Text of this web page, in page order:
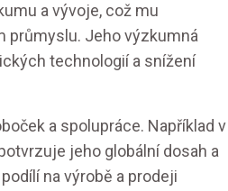
a vývoje, což mu
průmyslu. Jeho výzkumná
technologií a snížení
a spolupráce. Například v
jeho globální dosah a
na výrobě a prodeji